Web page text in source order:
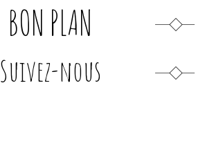
BON PLAN
Suivez-nous